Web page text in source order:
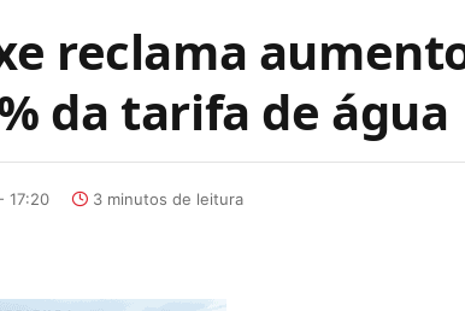
reclama
da tarifa de água
17:20 3 minutos de leitura